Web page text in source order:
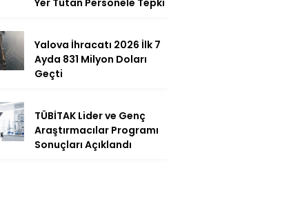
Yer Tutan Personele Tepki
Yalova İhracatı 2026 İlk 7
Ayda 831 Milyon Doları
Geçti
TÜBİTAK Lider ve Genç
Araştırmacılar Programı
Sonuçları Açıklandı